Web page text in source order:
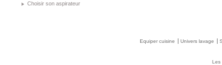
Choisir son aspirateur
Equiper cuisine Univers lavage
Les